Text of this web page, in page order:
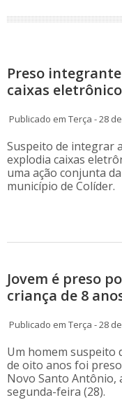
Preso
caixas
Publicado em Terça - 28
Suspeito de integrar
explodia caixas
uma ação conjunta
município de Colíder.
Jovem é preso
criança de 8
Publicado em Terça - 28
Um homem suspeito
de oito anos foi
Novo Santo Antônio,
segunda-feira (28).